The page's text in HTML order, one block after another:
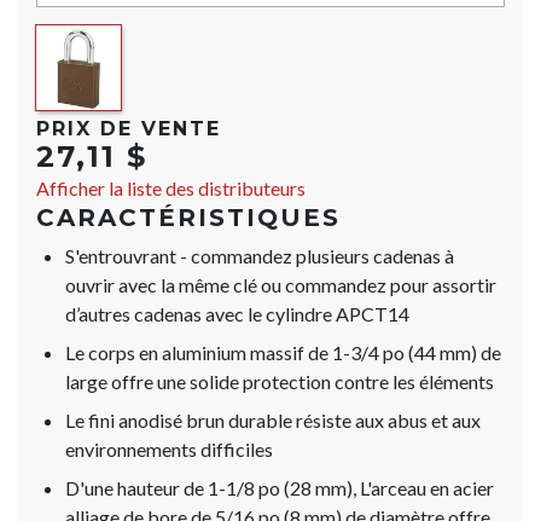
PRIX DE VENTE
27,11 $
Afficher la liste des distributeurs
CARACTÉRISTIQUES
S'entrouvrant - commandez plusieurs cadenas à
ouvrir avec la même clé ou commandez pour assortir
d’autres cadenas avec le cylindre APCT14
Le corps en aluminium massif de 1-3/4 po (44 mm) de
large offre une solide protection contre les éléments
Le fini anodisé brun durable résiste aux abus et aux
environnements difficiles
D'une hauteur de 1-1/8 po (28 mm), L'arceau en acier